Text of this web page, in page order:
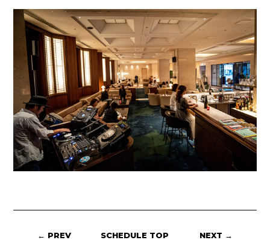
← PREV SCHEDULE TOP NEXT →